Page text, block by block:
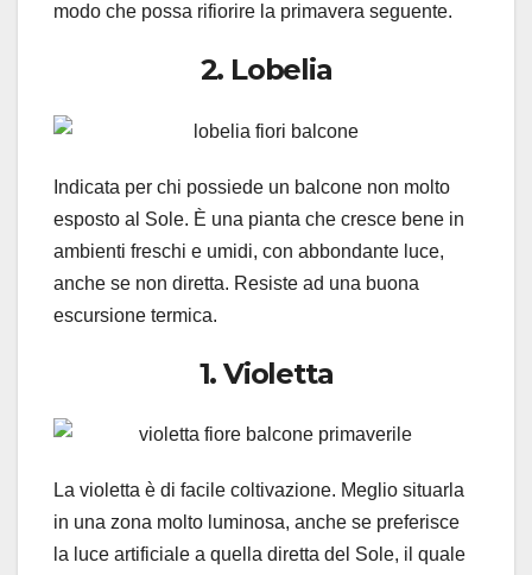
modo che possa rifiorire la primavera seguente.
2. Lobelia
Indicata per chi possiede un balcone non molto
esposto al Sole. È una pianta che cresce bene in
ambienti freschi e umidi, con abbondante luce,
anche se non diretta. Resiste ad una buona
escursione termica.
1. Violetta
La violetta è di facile coltivazione. Meglio situarla
in una zona molto luminosa, anche se preferisce
la luce artificiale a quella diretta del Sole, il quale